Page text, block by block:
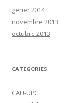
gener 2014
novembre 2013
octubre 2013
CATEGORIES
CAU-UPC